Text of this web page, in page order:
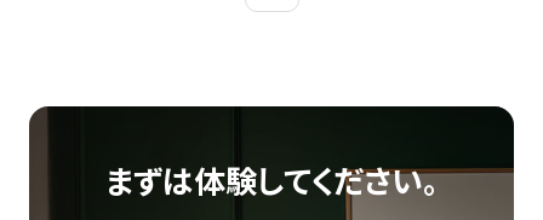
まずは体験してください。